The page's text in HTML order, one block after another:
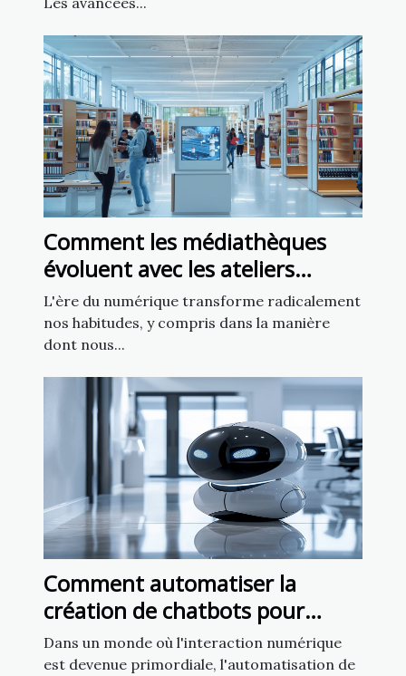
Comment les médiathèques
évoluent avec les ateliers
d'intelligence artificielle
L'ère du numérique transforme radicalement
nos habitudes, y compris dans la manière
dont nous...
Comment automatiser la
création de chatbots pour
améliorer l'engagement client
Dans un monde où l'interaction numérique
est devenue primordiale, l'automatisation de